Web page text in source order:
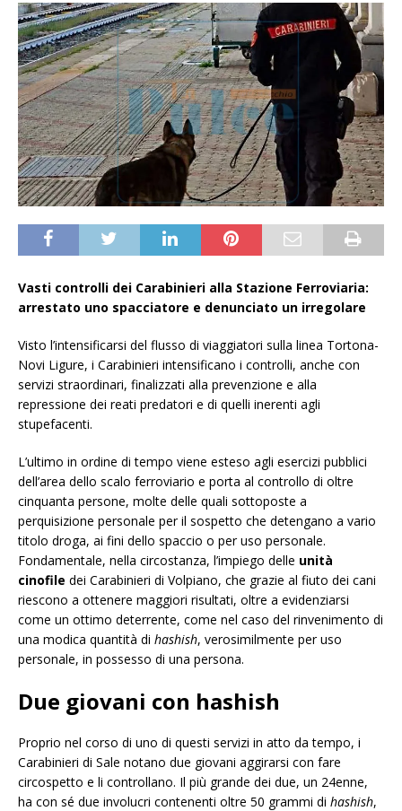
Vasti controlli dei Carabinieri alla Stazione Ferroviaria:
arrestato uno spacciatore e denunciato un irregolare
Visto l’intensificarsi del flusso di viaggiatori sulla linea Tortona-
Novi Ligure, i Carabinieri intensificano i controlli, anche con
servizi straordinari, finalizzati alla prevenzione e alla
repressione dei reati predatori e di quelli inerenti agli
stupefacenti.
L’ultimo in ordine di tempo viene esteso agli esercizi pubblici
dell’area dello scalo ferroviario e porta al controllo di oltre
cinquanta persone, molte delle quali sottoposte a
perquisizione personale per il sospetto che detengano a vario
titolo droga, ai fini dello spaccio o per uso personale.
Fondamentale, nella circostanza, l’impiego delle unità
cinofile dei Carabinieri di Volpiano, che grazie al fiuto dei cani
riescono a ottenere maggiori risultati, oltre a evidenziarsi
come un ottimo deterrente, come nel caso del rinvenimento di
una modica quantità di hashish, verosimilmente per uso
personale, in possesso di una persona.
Due giovani con hashish
Proprio nel corso di uno di questi servizi in atto da tempo, i
Carabinieri di Sale notano due giovani aggirarsi con fare
circospetto e li controllano. Il più grande dei due, un 24enne,
ha con sé due involucri contenenti oltre 50 grammi di hashish,